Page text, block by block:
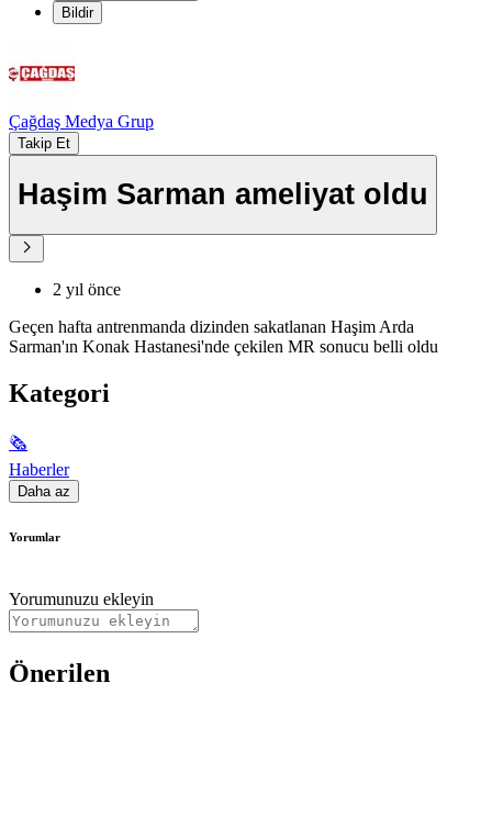
Bildir
Çağdaş Medya Grup
Takip Et
Haşim Sarman ameliyat oldu
2 yıl önce
Geçen hafta antrenmanda dizinden sakatlanan Haşim Arda
Sarman'ın Konak Hastanesi'nde çekilen MR sonucu belli oldu
Kategori
🗞
Haberler
Daha az
Yorumlar
Yorumunuzu ekleyin
Önerilen